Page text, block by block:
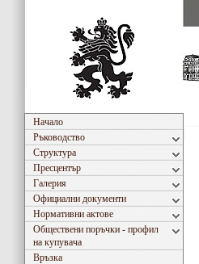
Начало
Ръководство
Структура
Пресцентър
Галерия
Официални документи
Нормативни актове
Обществени поръчки - профил
на купувача
Връзка